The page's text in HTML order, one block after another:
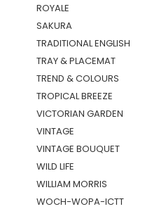
ROYALE
SAKURA
TRADITIONAL ENGLISH
TRAY & PLACEMAT
TREND & COLOURS
TROPICAL BREEZE
VICTORIAN GARDEN
VINTAGE
VINTAGE BOUQUET
WILD LIFE
WILLIAM MORRIS
WOCH-WOPA-ICTT